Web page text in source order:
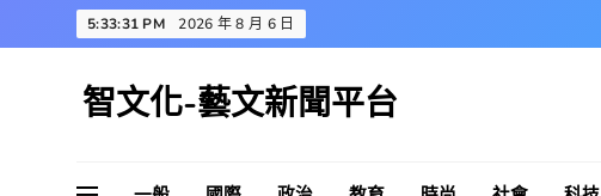
to
5:33:32 PM 2026 年 8 月 6 日
智文化-藝文新聞平台